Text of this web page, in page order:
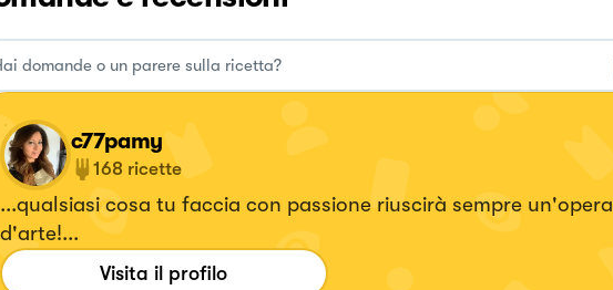
c77pamy
168 ricette
...qualsiasi cosa tu faccia con passione riuscirà sempre un'opera
d'arte!...
Visita il profilo